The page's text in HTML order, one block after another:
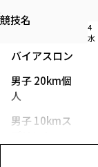
競技名 4
水
バイアスロン
男子 20km個
人
男子 10kmス